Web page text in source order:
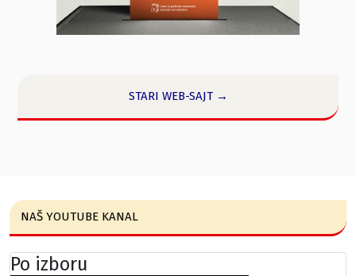
STARI WEB-SAJT →
NAŠ YOUTUBE KANAL
Po izboru